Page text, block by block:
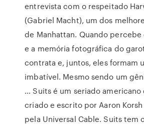
entrevista com o respeitado
(Gabriel Macht), um dos
de Manhattan. Quando
e a memória fotográfica do
contrata e, juntos, eles formam
imbatível. Mesmo sendo um
… Suits é um seriado americano
criado e escrito por Aaron
pela Universal Cable. Suits tem